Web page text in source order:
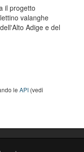
il progetto
valanghe
Adige e del
le API (vedi